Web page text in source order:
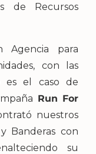
de Recursos
Agencia para
con las
es el caso de
Run For
nuestros
Banderas con
su